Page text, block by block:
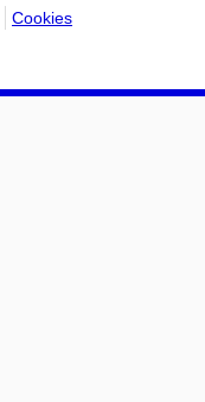
Cookies